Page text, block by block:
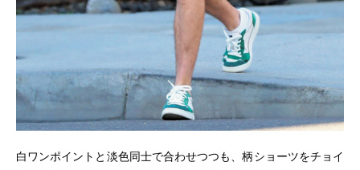
白ワンポイントと淡色同士で合わせつつも、柄ショーツをチョイ